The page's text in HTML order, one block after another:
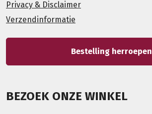
Privacy & Disclaimer
Verzendinformatie
Bestelling herroepen
BEZOEK ONZE WINKEL